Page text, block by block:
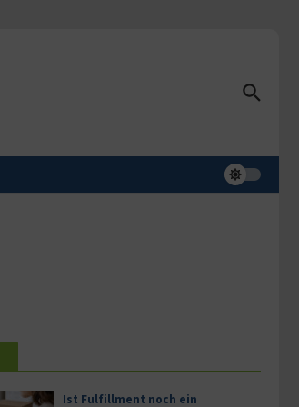
Ist Fulfillment noch ein